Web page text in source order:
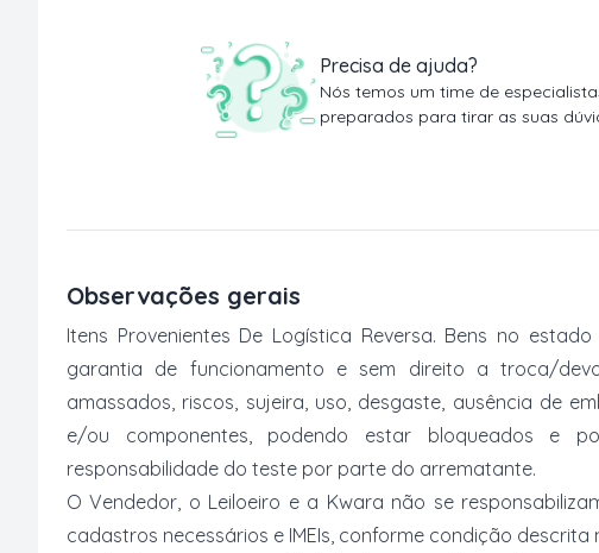
Precisa de ajuda?
Nós temos um time de
preparados para tirar as suas
Observações gerais
Itens Provenientes De Logística Reversa. Bens no
garantia de funcionamento e sem direito a troca/
amassados, riscos, sujeira, uso, desgaste, ausência de
e/ou componentes, podendo estar bloqueados e
responsabilidade do teste por parte do arrematante.
O Vendedor, o Leiloeiro e a Kwara não se
cadastros necessários e IMEIs, conforme condição descrita